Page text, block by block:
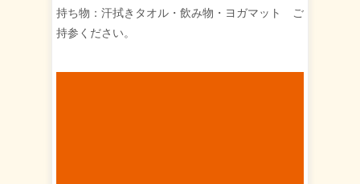
持ち物：汗拭きタオル・飲み物・ヨガマット ご
持参ください。